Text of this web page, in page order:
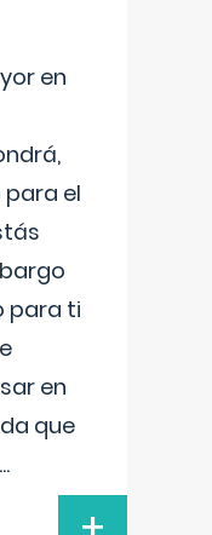
en
para el
para ti
en
que
...